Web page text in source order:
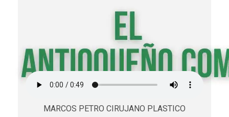
MARCOS PETRO CIRUJANO PLASTICO